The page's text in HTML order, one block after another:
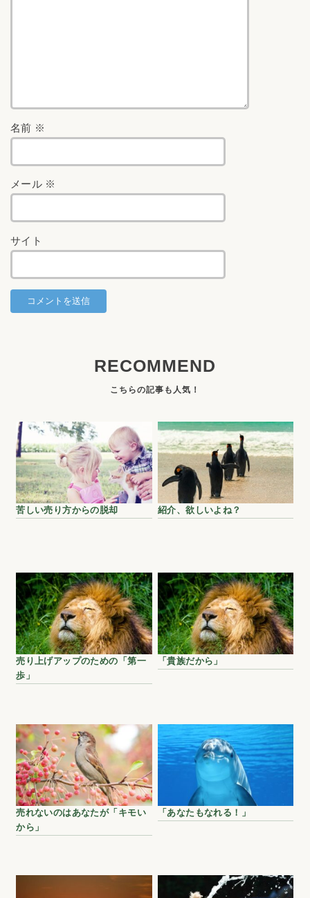
名前 ※
メール ※
サイト
RECOMMEND
苦しい売り方からの脱却 紹介、欲しいよね？
売り上げアップのための「第一
歩」
「貴族だから」
売れないのはあなたが「キモい
から」
「あなたもなれる！」